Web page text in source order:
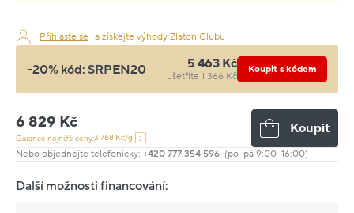
Přihlaste se a získejte výhody Zlaton Clubu
-20% kód: SRPEN20 5 463 Kč
ušetříte 1 366 Kč
Koupit s kódem
6 829 Kč
Garance nejnižší ceny:3 768 Kč/g
Koupit
Nebo objednejte telefonicky: +420 777 354 596 (po–pá 9:00–16:00)
Další možnosti financování: